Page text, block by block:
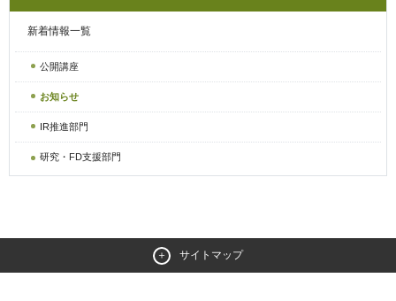
新着情報一覧
公開講座
お知らせ
IR推進部門
研究・FD支援部門
サイトマップ